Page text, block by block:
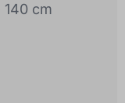
140 cm